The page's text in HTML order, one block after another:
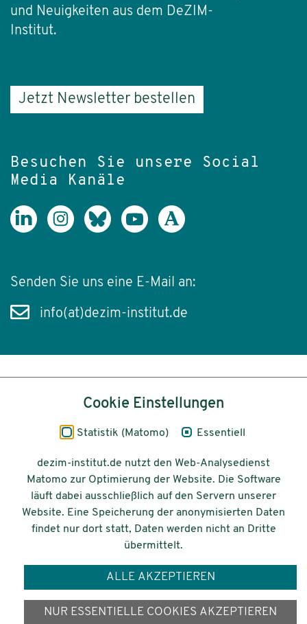
und Neuigkeiten aus dem DeZIM-
Institut.
Jetzt Newsletter bestellen
Besuchen Sie unsere Social
Media Kanäle
Senden Sie uns eine E-Mail an:
info(at)dezim-institut.de
Impressum
Datenschutz
Barrierefreiheit
© 2026 Deutsches Zentrum für
Integrations-
und Migrationsforschung DeZIM e.V.
Cookie Einstellungen
Statistik (Matomo) Essentiell
dezim-institut.de nutzt den Web-Analysedienst
Matomo zur Optimierung der Website. Die Software
läuft dabei ausschließlich auf den Servern unserer
Website. Eine Speicherung der anonymisierten Daten
findet nur dort statt, Daten werden nicht an Dritte
übermittelt.
ALLE AKZEPTIEREN
NUR ESSENTIELLE COOKIES AKZEPTIEREN